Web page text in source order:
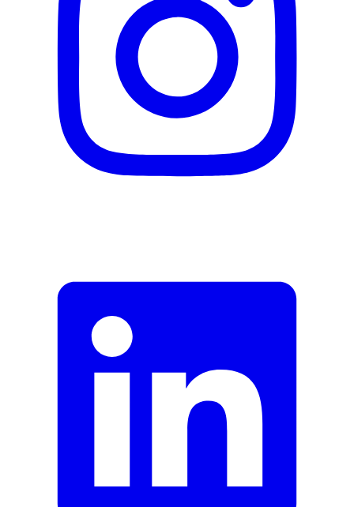
E-Mail-Adresse (optional)
Formular schliessen
Senden
Falsche Daten melden